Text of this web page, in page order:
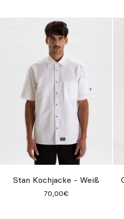
Stan Kochjacke - Weiß
70,00€